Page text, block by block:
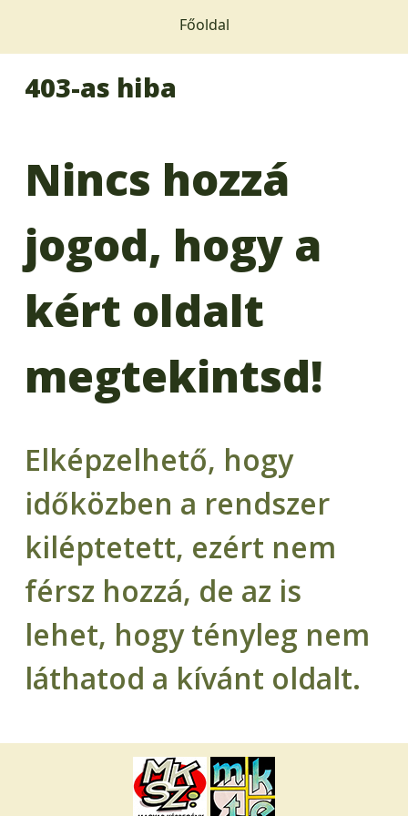
Főoldal
403-as hiba
Nincs hozzá
jogod, hogy a
kért oldalt
megtekintsd!
Elképzelhető, hogy
időközben a rendszer
kiléptetett, ezért nem
férsz hozzá, de az is
lehet, hogy tényleg nem
láthatod a kívánt oldalt.